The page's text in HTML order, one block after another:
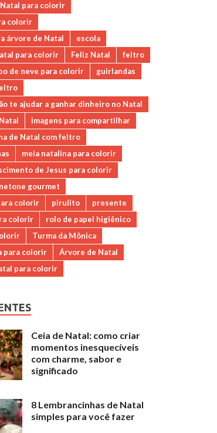
para colorir
colorir
árvore de Natal
escola
para colorir
Feliz Natal
feltro
de neve para colorir
guirlandas
te ajudar a ganhar dinheiro no Natal
imagens para compartilhar
de Natal com feltro
meia natalina para colorir
de Jesus para colorir
gourmet
colorir
pirulito
presente
colorir
rolo de papel higiênico
Turma da Mônica
para colorir
Árvore de Natal
para colorir
Ceia de Natal: como criar
momentos inesquecíveis
com charme, sabor e
significado
8 Lembrancinhas de Natal
simples para você fazer